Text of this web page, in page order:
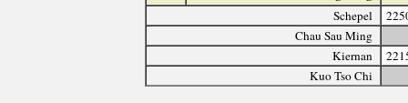
Schepel
Chau Sau Ming
Kiernan
Kuo Tso Chi